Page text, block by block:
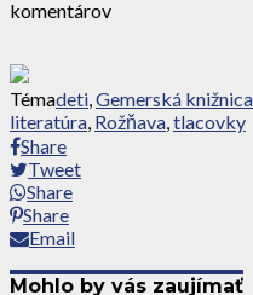
komentárov
Témadeti,Gemerská
literatúra, Rožňava,tlacovky
Share
Tweet
Share
Share
Email
Mohlo by vás zaujímať